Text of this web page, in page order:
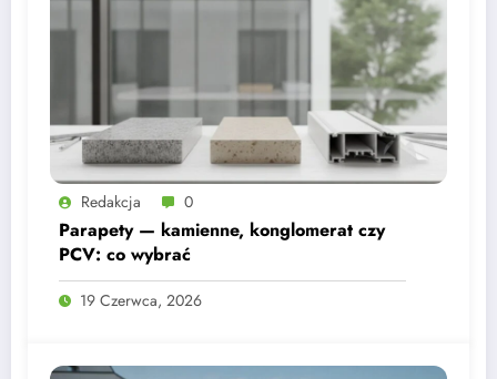
Redakcja 0
Parapety — kamienne, konglomerat czy
PCV: co wybrać
19 Czerwca, 2026